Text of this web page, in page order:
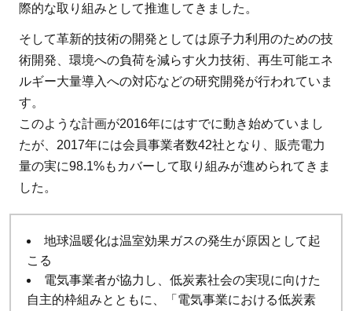
際的な取り組みとして推進してきました。
そして革新的技術の開発としては原子力利用のための技
術開発、環境への負荷を減らす火力技術、再生可能エネ
ルギー大量導入への対応などの研究開発が行われていま
す。
このような計画が2016年にはすでに動き始めていまし
たが、2017年には会員事業者数42社となり、販売電力
量の実に98.1%もカバーして取り組みが進められてきま
した。
地球温暖化は温室効果ガスの発生が原因として起
こる
電気事業者が協力し、低炭素社会の実現に向けた
自主的枠組みとともに、「電気事業における低炭素